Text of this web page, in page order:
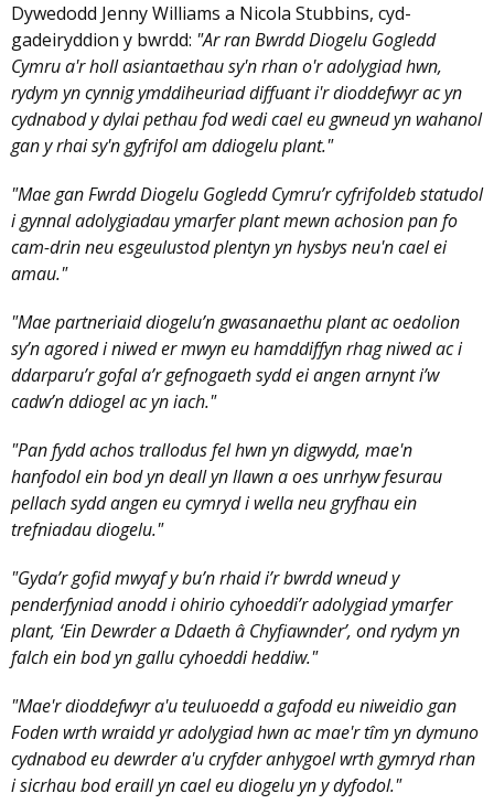
Dywedodd Jenny Williams a Nicola Stubbins, cyd-
gadeiryddion y bwrdd: "Ar ran Bwrdd Diogelu Gogledd
Cymru a'r holl asiantaethau sy'n rhan o'r adolygiad hwn,
rydym yn cynnig ymddiheuriad diffuant i'r dioddefwyr ac yn
cydnabod y dylai pethau fod wedi cael eu gwneud yn wahanol
gan y rhai sy'n gyfrifol am ddiogelu plant."
"Mae gan Fwrdd Diogelu Gogledd Cymru’r cyfrifoldeb statudol
i gynnal adolygiadau ymarfer plant mewn achosion pan fo
cam-drin neu esgeulustod plentyn yn hysbys neu'n cael ei
amau."
"Mae partneriaid diogelu’n gwasanaethu plant ac oedolion
sy’n agored i niwed er mwyn eu hamddiffyn rhag niwed ac i
ddarparu’r gofal a’r gefnogaeth sydd ei angen arnynt i’w
cadw’n ddiogel ac yn iach."
"Pan fydd achos trallodus fel hwn yn digwydd, mae'n
hanfodol ein bod yn deall yn llawn a oes unrhyw fesurau
pellach sydd angen eu cymryd i wella neu gryfhau ein
trefniadau diogelu."
"Gyda’r gofid mwyaf y bu’n rhaid i’r bwrdd wneud y
penderfyniad anodd i ohirio cyhoeddi’r adolygiad ymarfer
plant, ‘Ein Dewrder a Ddaeth â Chyfiawnder’, ond rydym yn
falch ein bod yn gallu cyhoeddi heddiw."
"Mae'r dioddefwyr a'u teuluoedd a gafodd eu niweidio gan
Foden wrth wraidd yr adolygiad hwn ac mae'r tîm yn dymuno
cydnabod eu dewrder a'u cryfder anhygoel wrth gymryd rhan
i sicrhau bod eraill yn cael eu diogelu yn y dyfodol."